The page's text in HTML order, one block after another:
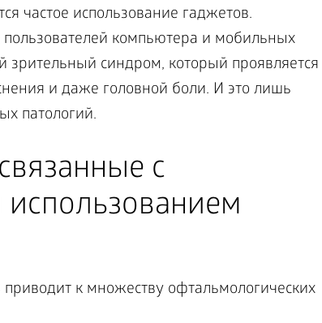
частое использование гаджетов.
компьютера и мобильных
зрительный синдром, который проявляется
и даже головной боли. И это лишь
патологий.
с
к множеству офтальмологических